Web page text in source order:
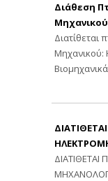
Διάθεση
Μηχανικού:
ΔΙΑΤΙΘΕΤΑΙ